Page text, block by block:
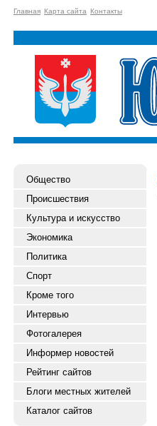
Главная Карта сайта Контакты
Общество
Происшествия
Культура и искусство
Экономика
Политика
Спорт
Кроме того
Интервью
Фотогалерея
Информер новостей
Рейтинг сайтов
Блоги местных жителей
Каталог сайтов